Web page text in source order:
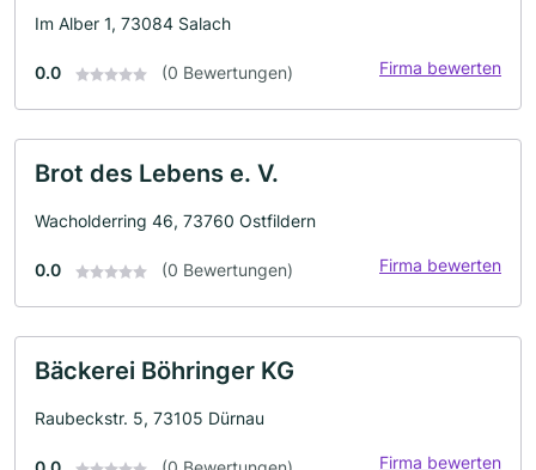
Im Alber 1, 73084 Salach
0.0 (0 Bewertungen) Firma bewerten
Brot des Lebens e. V.
Wacholderring 46, 73760 Ostfildern
0.0 (0 Bewertungen) Firma bewerten
Bäckerei Böhringer KG
Raubeckstr. 5, 73105 Dürnau
Firma bewerten